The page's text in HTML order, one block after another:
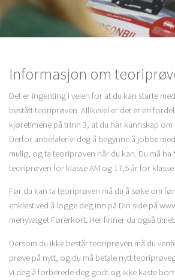
Informasjon om
Det er ingenting i veien for at du kan starte
bestått teoriprøven. Allikevel er det er en
kjøretimene på trinn 3, at du har kunnskap
Derfor anbefaler vi deg å begynne å jobbe
mulig, og ta teoriprøven når du kan. Du må ha
teoriprøven for klasse AM og 17,5 år for klasse
Før du kan ta teoriprøven må du å søke om
enklest ved å logge deg inn på Din side på
menyvalget Førerkort. Her finner du også
Dersom du ikke består teoriprøven må du
prøve på nytt, og du må betale nytt
vi deg å forberede deg godt og ikke kaste